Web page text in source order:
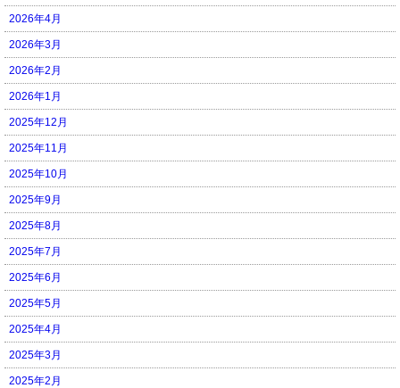
2026年4月
2026年3月
2026年2月
2026年1月
2025年12月
2025年11月
2025年10月
2025年9月
2025年8月
2025年7月
2025年6月
2025年5月
2025年4月
2025年3月
2025年2月